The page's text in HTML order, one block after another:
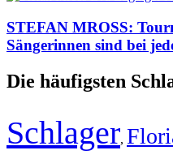
STEFAN MROSS:
Sängerinnen sind bei
Die häufigsten
Schlager,